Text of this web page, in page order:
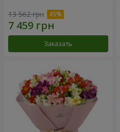
13 562 грн
Заказать